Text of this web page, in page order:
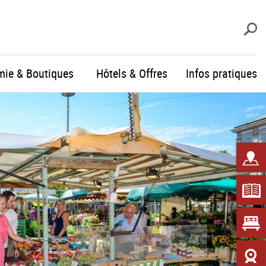
& Boutiques Hôtels & Offres Infos pratiques